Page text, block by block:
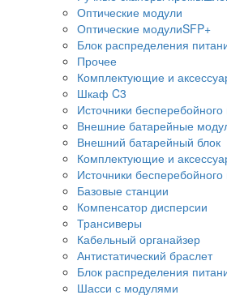
Оптические модули
Оптические модулиSFP+
Блок распределения
Прочее
Комплектующие и
Шкаф C3
Источники бесперебойного
Внешние батарейные
Внешний батарейный блок
Комплектующие и
Источники
Базовые станции
Компенсатор дисперсии
Трансиверы
Кабельный органайзер
Антистатический браслет
Блок распределения
Шасси с модулями